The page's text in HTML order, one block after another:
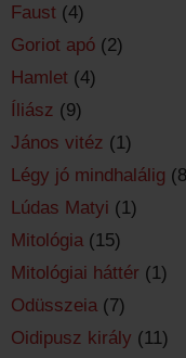
Faust (4)
Goriot apó (2)
Hamlet (4)
Íliász (9)
János vitéz (1)
Légy jó mindhalálig
Lúdas Matyi (1)
Mitológia (15)
Mitológiai háttér (1)
Odüsszeia (7)
Oidipusz király (11)